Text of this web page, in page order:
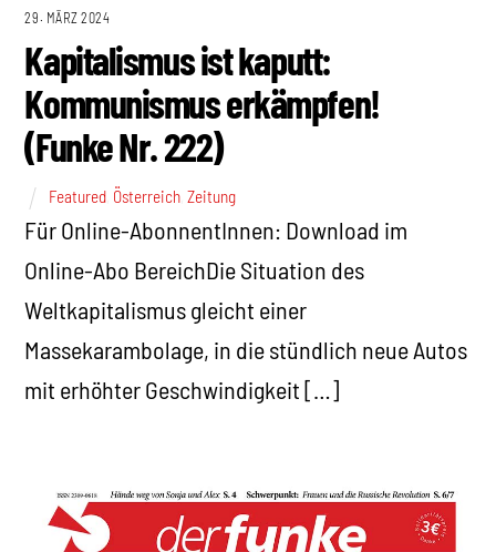
29. MÄRZ 2024
Kapitalismus ist kaputt:
Kommunismus erkämpfen!
(Funke Nr. 222)
Featured Österreich ,Zeitung
Für Online-AbonnentInnen: Download im
Online-Abo BereichDie Situation des
Weltkapitalismus gleicht einer
Massekarambolage, in die stündlich neue Autos
mit erhöhter Geschwindigkeit […]